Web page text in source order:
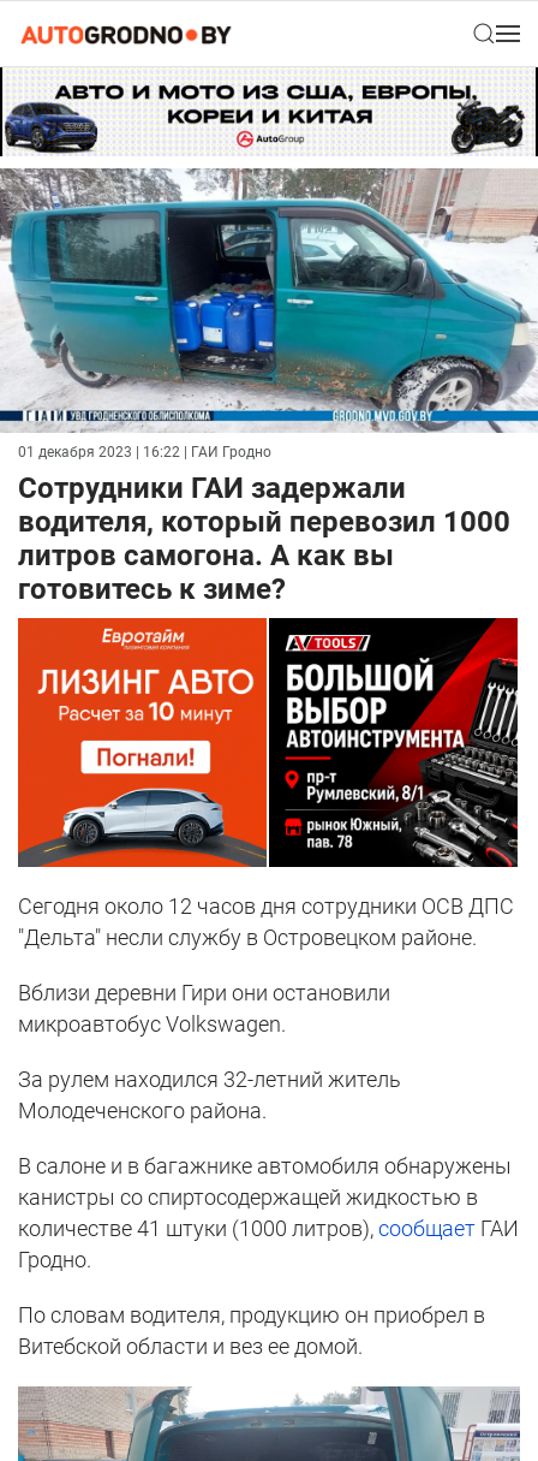
01 декабря 2023 | 16:22 | ГАИ Гродно
Сотрудники ГАИ задержали
водителя, который перевозил 1000
литров самогона. А как вы
готовитесь к зиме?
Сегодня около 12 часов дня сотрудники ОСВ ДПС
"Дельта" несли службу в Островецком районе.
Вблизи деревни Гири они остановили
микроавтобус Volkswagen.
За рулем находился 32-летний житель
Молодеченского района.
В салоне и в багажнике автомобиля обнаружены
канистры со спиртосодержащей жидкостью в
количестве 41 штуки (1000 литров),сообщает ГАИ
Гродно.
По словам водителя, продукцию он приобрел в
Витебской области и вез ее домой.